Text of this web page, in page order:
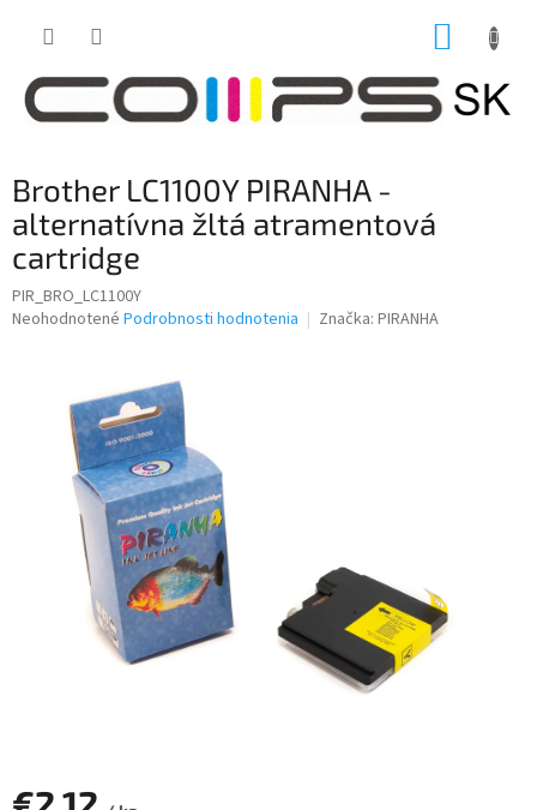
Brother LC1100Y PIRANHA -
alternatívna žltá atramentová
cartridge
PIR_BRO_LC1100Y
Priemerné
hviezdičiek.
Neohodnotené Podrobnosti hodnotenia Značka: PIRANHA